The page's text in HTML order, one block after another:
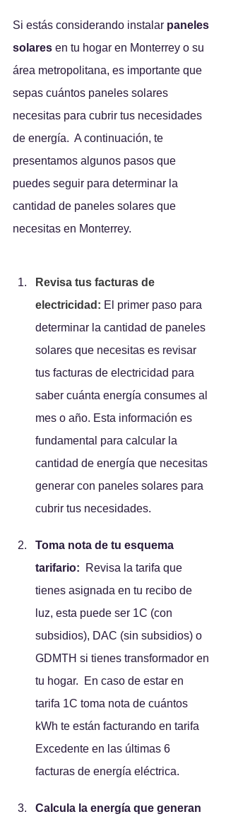
Si estás considerando instalar paneles
solares en tu hogar en Monterrey o su
área metropolitana, es importante que
sepas cuántos paneles solares
necesitas para cubrir tus necesidades
de energía.  A continuación, te
presentamos algunos pasos que
puedes seguir para determinar la
cantidad de paneles solares que
necesitas en Monterrey.
Revisa tus facturas de
electricidad: El primer paso para
determinar la cantidad de paneles
solares que necesitas es revisar
tus facturas de electricidad para
saber cuánta energía consumes al
mes o año. Esta información es
fundamental para calcular la
cantidad de energía que necesitas
generar con paneles solares para
cubrir tus necesidades.
Toma nota de tu esquema
tarifario:
Revisa la tarifa que
tienes asignada en tu recibo de
luz, esta puede ser 1C (con
subsidios), DAC (sin subsidios) o
GDMTH si tienes transformador en
tu hogar.  En caso de estar en
tarifa 1C toma nota de cuántos
kWh te están facturando en tarifa
Excedente en las últimas 6
facturas de energía eléctrica.
Calcula la energía que generan